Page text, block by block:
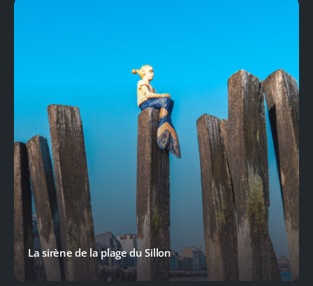
La sirène de la plage du Sillon